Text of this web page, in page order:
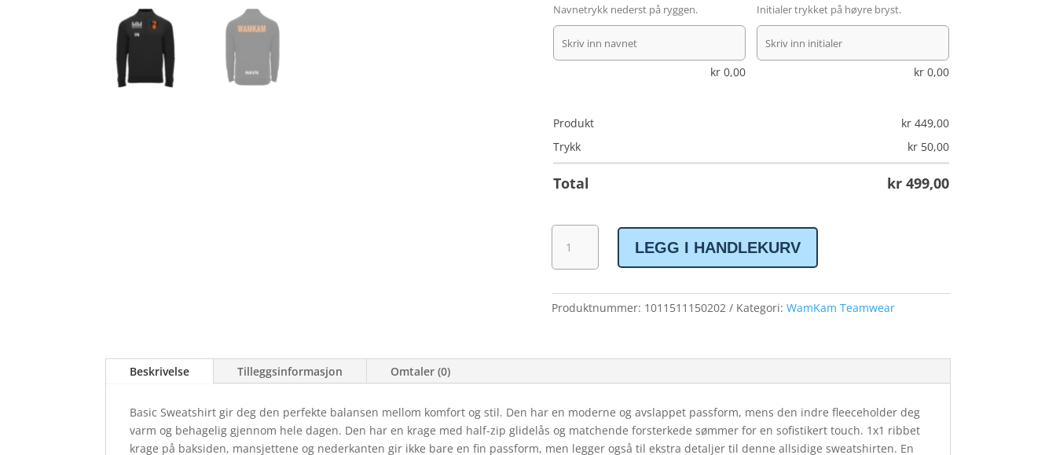
Navnetrykk nederst på ryggen.
kr0,00
Initialer trykket på høyre bryst.
kr0,00
Produkt kr449,00
Trykk
kr50,00
Total kr499,00
WamKam
Basic
sweatshirt
LEGG I HANDLEKURV
Produktnummer: 1011511150202 Kategori: WamKam Teamwear
Beskrivelse Tilleggsinformasjon Omtaler (0)
Basic Sweatshirt gir deg den perfekte balansen mellom komfort og stil. Den har en moderne og avslappet passform, mens den indre fleeceholder deg
varm og behagelig gjennom hele dagen. Den har en krage med half-zip glidelås og matchende forsterkede sømmer for en sofistikert touch. 1x1 ribbet
krage på baksiden, mansjettene og nederkanten gir ikke bare en fin passform, men legger også til ekstra detaljer til denne allsidige sweatshirten. En